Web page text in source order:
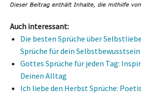
Auch interessant:
Die besten Sprüche über
Sprüche für dein Selbstbewusstsein
Gottes Sprüche für jeden Tag:
Deinen Alltag
Ich liebe den Herbst Sprüche: